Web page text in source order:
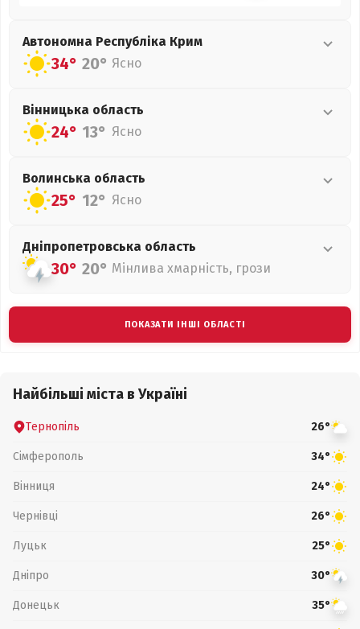
Автономна Республіка Крим
34° 20° Ясно
Вінницька область
24° 13° Ясно
Волинська область
25° 12° Ясно
Дніпропетровська область
30° 20° Мінлива хмарність, грози
ПОКАЗАТИ ІНШІ ОБЛАСТІ
Найбільші міста в Україні
Тернопіль 26°
Сімферополь 34°
Вінниця 24°
Чернівці 26°
Луцьк 25°
Дніпро 30°
Донецьк 35°